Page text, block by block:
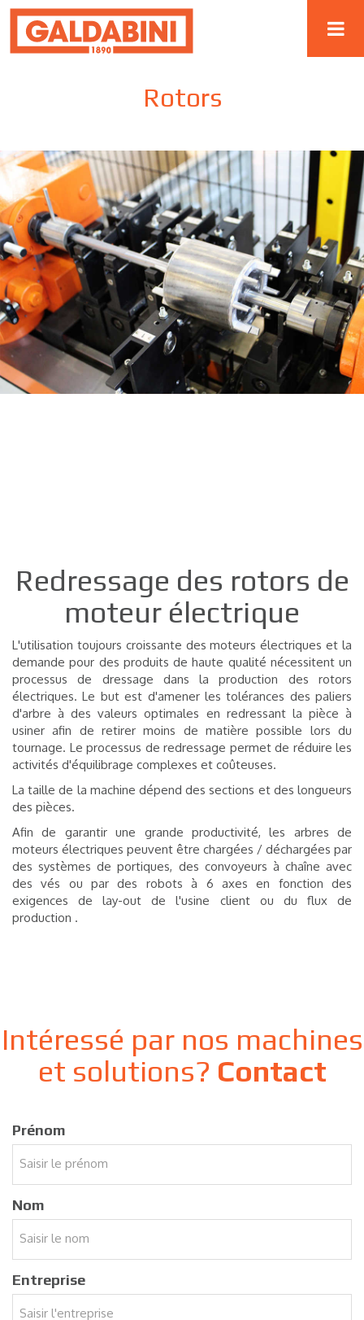
Rotors
Redressage des rotors de
moteur électrique
L'utilisation toujours croissante des moteurs électriques et la
demande pour des produits de haute qualité nécessitent un
processus de dressage dans la production des rotors
électriques. Le but est d'amener les tolérances des paliers
d'arbre à des valeurs optimales en redressant la pièce à
usiner afin de retirer moins de matière possible lors du
tournage. Le processus de redressage permet de réduire les
activités d'équilibrage complexes et coûteuses.
La taille de la machine dépend des sections et des longueurs
des pièces.
Afin de garantir une grande productivité, les arbres de
moteurs électriques peuvent être chargées / déchargées par
des systèmes de portiques, des convoyeurs à chaîne avec
des vés ou par des robots à 6 axes en fonction des
exigences de lay-out de l'usine client ou du flux de
production .
Intéressé par nos machines
et solutions? Contact
Prénom
Nom
Entreprise